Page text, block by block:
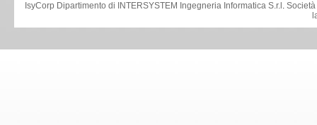
IsyCorp Dipartimento di INTERSYSTEM Ingegneria Informatica S.r.l .